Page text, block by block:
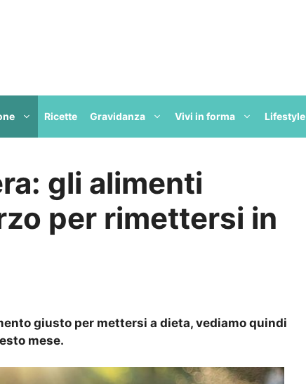
Ricette Gravidanza Vivi in forma Lifestyle
gli alimenti
per rimettersi in
giusto per mettersi a dieta, vediamo quindi
mese.